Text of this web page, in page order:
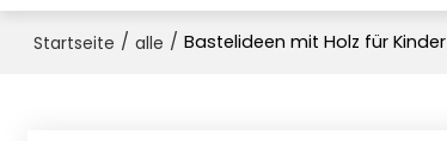
Startseite / alle / Bastelideen mit Holz für Kinder